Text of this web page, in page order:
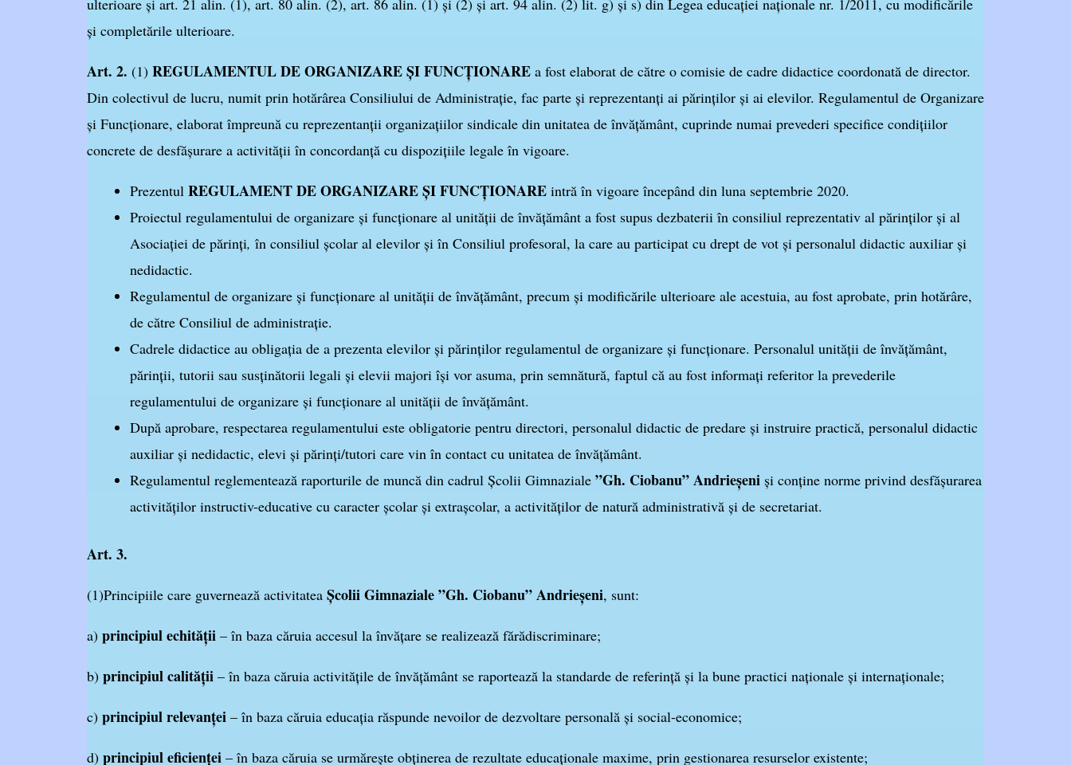
ulterioare şi art. 21 alin. (1), art. 80 alin. (2), art. 86 alin. (1) şi (2) şi art. 94 alin. (2) lit. g) şi s) din Legea educaţiei naţionale nr. 1/2011, cu modificările
şi completările ulterioare.
Art. 2. (1) REGULAMENTUL DEORGANIZARE ȘI FUNCȚIONARE a fost elaborat de către o comisie de cadre didactice coordonată de director.
Din colectivul de lucru, numit prin hotărârea Consiliului de Administraţie, fac parte şi reprezentanţi ai părinţilor şi ai elevilor. Regulamentul de Organizare
și Funcționare, elaborat împreună cu reprezentanţii organizaţiilor sindicale din unitatea de învăţământ, cuprinde numai prevederi specifice condiţiilor
concrete de desfăşurare a activităţii în concordanţă cu dispoziţiile legale în vigoare.
Prezentul REGULAMENT DEORGANIZARE ȘI FUNCȚIONARE intră în vigoare începând din luna septembrie 2020.
Proiectul regulamentului de organizare şi funcţionare al unităţii de învăţământ a fost supus dezbaterii în consiliul reprezentativ al părinţilor şi al
Asociaţiei de părinţi, în consiliul şcolar al elevilor şi în Consiliul profesoral, la care au participat cu drept de vot şi personalul didactic auxiliar şi
nedidactic.
Regulamentul de organizare şi funcţionare al unităţii de învăţământ, precum şi modificările ulterioare ale acestuia, au fost aprobate, prin hotărâre,
de către Consiliul de administraţie.
Cadrele didactice au obligaţia de a prezenta elevilor şi părinţilor regulamentul de organizare şi funcţionare. Personalul unităţii de învăţământ,
părinţii, tutorii sau susţinătorii legali şi elevii majori îşi vor asuma, prin semnătură, faptul că au fost informaţi referitor la prevederile
regulamentului de organizare şi funcţionare al unităţii de învăţământ.
După aprobare, respectarea regulamentului este obligatorie pentru directori, personalul didactic de predare şi instruire practică, personalul didactic
auxiliar şi nedidactic, elevi şi părinţi/tutori care vin în contact cu unitatea de învăţământ.
Regulamentul reglementează raporturile de muncă din cadrul Școlii Gimnaziale ”Gh. Ciobanu” Andrieșeni şi conţine norme privind desfăşurarea
activităţilor instructiv-educative cu caracter şcolar şi extraşcolar, a activităţilor de natură administrativă şi de secretariat.
Art. 3.
(1)Principiile care guvernează activitatea Școlii Gimnaziale ”Gh. Ciobanu” Andrieșeni, sunt:
a) principiul echităţii – în baza căruia accesul la învăţare se realizează fărădiscriminare;
b) principiul calităţii – în baza căruia activităţile de învăţământ se raportează la standarde de referinţă şi la bune practici naţionale şi internaţionale;
c) principiul relevanţei – în baza căruia educaţia răspunde nevoilor de dezvoltare personală şi social-economice;
d) principiul eficienţei – în baza căruia se urmăreşte obţinerea de rezultate educaţionale maxime, prin gestionarea resurselor existente;